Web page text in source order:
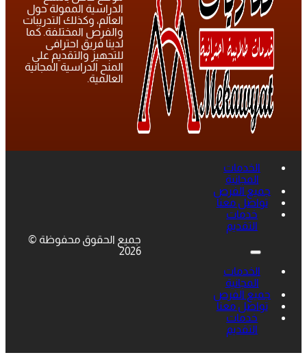
الدراسية الممولة حول
العالم، وكذلك التدريبات
والفرص المختلفة. كما
لدينا فريق احترافى
للتجهيز والتقديم على
المنح الدراسية المجانية
العالمية.
الخدمات
المجانية
جميع الفرص
تواصل معنا
خدمات
التقديم
الخدمات
المجانية
جميع الفرص
تواصل معنا
خدمات
التقديم
جميع الحقوق محفوظة ©
2026